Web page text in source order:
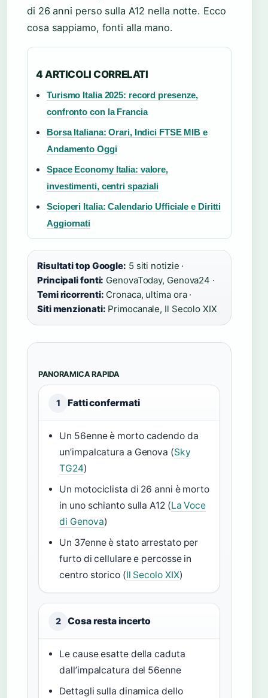
di 26 anni perso sulla A12 nella notte. Ecco
cosa sappiamo, fonti alla mano.
4 ARTICOLI CORRELATI
Turismo Italia 2025: record presenze,
confronto con la Francia
Borsa Italiana: Orari, Indici FTSE MIB e
Andamento Oggi
Space Economy Italia: valore,
investimenti, centri spaziali
Scioperi Italia: Calendario Ufficiale e Diritti
Aggiornati
Risultati top Google: 5 siti notizie ·
Principali fonti: GenovaToday, Genova24 ·
Temi ricorrenti: Cronaca, ultima ora ·
Siti menzionati: Primocanale, Il Secolo XIX
PANORAMICA RAPIDA
1 Fatti confermati
Un 56enne è morto cadendo da
un’impalcatura a Genova (Sky
TG24)
Un motociclista di 26 anni è morto
in uno schianto sulla A12 (La Voce
di Genova)
Un 37enne è stato arrestato per
furto di cellulare e percosse in
centro storico (Il Secolo XIX)
2 Cosa resta incerto
Le cause esatte della caduta
dall’impalcatura del 56enne
Dettagli sulla dinamica dello